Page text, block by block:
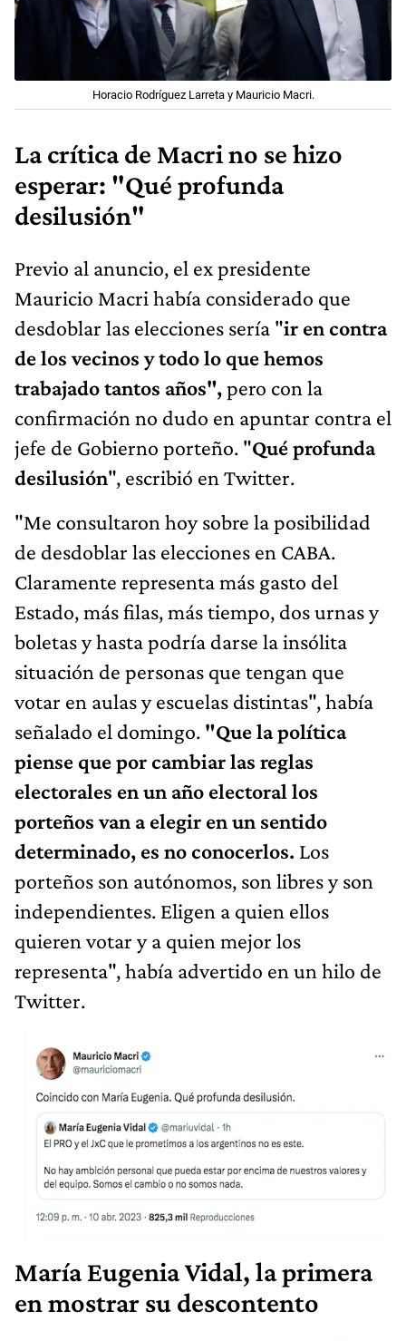
Horacio Rodríguez Larreta y Mauricio Macri.
La crítica de Macri no se hizo
esperar: "Qué profunda
desilusión"
Previo al anuncio, el ex presidente
Mauricio Macri había considerado que
desdoblar las elecciones sería "ir en contra
de los vecinos y todo lo que hemos
trabajado tantos años",pero con la
confirmación no dudo en apuntar contra el
jefe de Gobierno porteño. "Qué profunda
desilusión", escribió en Twitter.
"Me consultaron hoy sobre la posibilidad
de desdoblar las elecciones en CABA.
Claramente representa más gasto del
Estado, más filas, más tiempo, dos urnas y
boletas y hasta podría darse la insólita
situación de personas que tengan que
votar en aulas y escuelas distintas", había
señalado el domingo. "Que la política
piense que por cambiar las reglas
electorales en un año electoral los
porteños van a elegir en un sentido
determinado, es no conocerlos. Los
porteños son autónomos, son libres y son
independientes. Eligen a quien ellos
quieren votar y a quien mejor los
representa", había advertido en un hilo de
Twitter.
María Eugenia Vidal, la primera
en mostrar su descontento